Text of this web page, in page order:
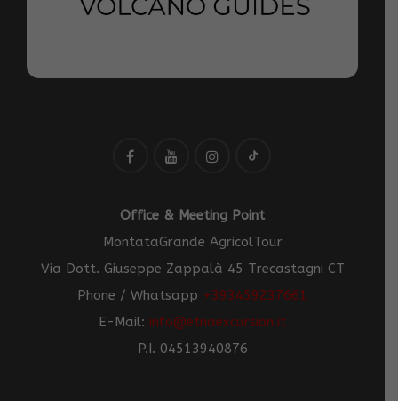
Office & Meeting Point
MontataGrande AgricolTour
Via Dott. Giuseppe Zappalà 45 Trecastagni CT
Phone / Whatsapp +393459237661
E-Mail: info@etnaexcursion.it
P.I. 04513940876